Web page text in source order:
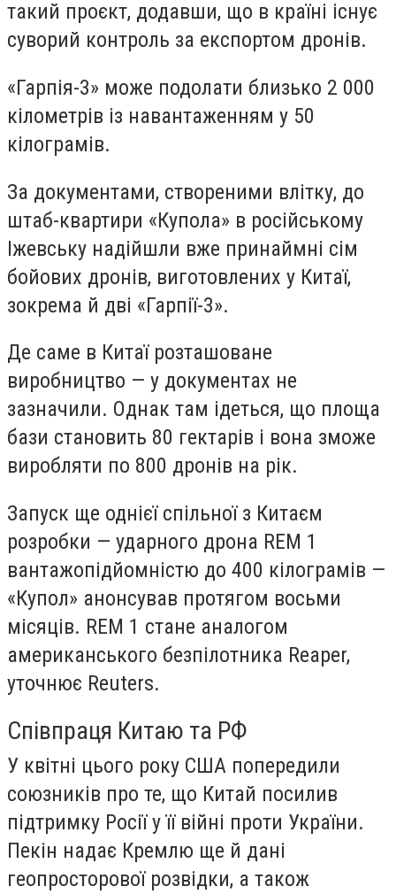
такий проєкт, додавши, що в країні існує
суворий контроль за експортом дронів.
«Гарпія-3» може подолати близько 2 000
кілометрів із навантаженням у 50
кілограмів.
За документами, створеними влітку, до
штаб-квартири «Купола» в російському
Іжевську надійшли вже принаймні сім
бойових дронів, виготовлених у Китаї,
зокрема й дві «Гарпії-3».
Де саме в Китаї розташоване
виробництво — у документах не
зазначили. Однак там ідеться, що площа
бази становить 80 гектарів і вона зможе
виробляти по 800 дронів на рік.
Запуск ще однієї спільної з Китаєм
розробки — ударного дрона REM 1
вантажопідйомністю до 400 кілограмів —
«Купол» анонсував протягом восьми
місяців. REM 1 стане аналогом
американського безпілотника Reaper,
уточнює Reuters.
Співпраця Китаю та РФ
У квітні цього року США попередили
союзників про те, що Китай посилив
підтримку Росії у її війні проти України.
Пекін надає Кремлю ще й дані
геопросторової розвідки, а також